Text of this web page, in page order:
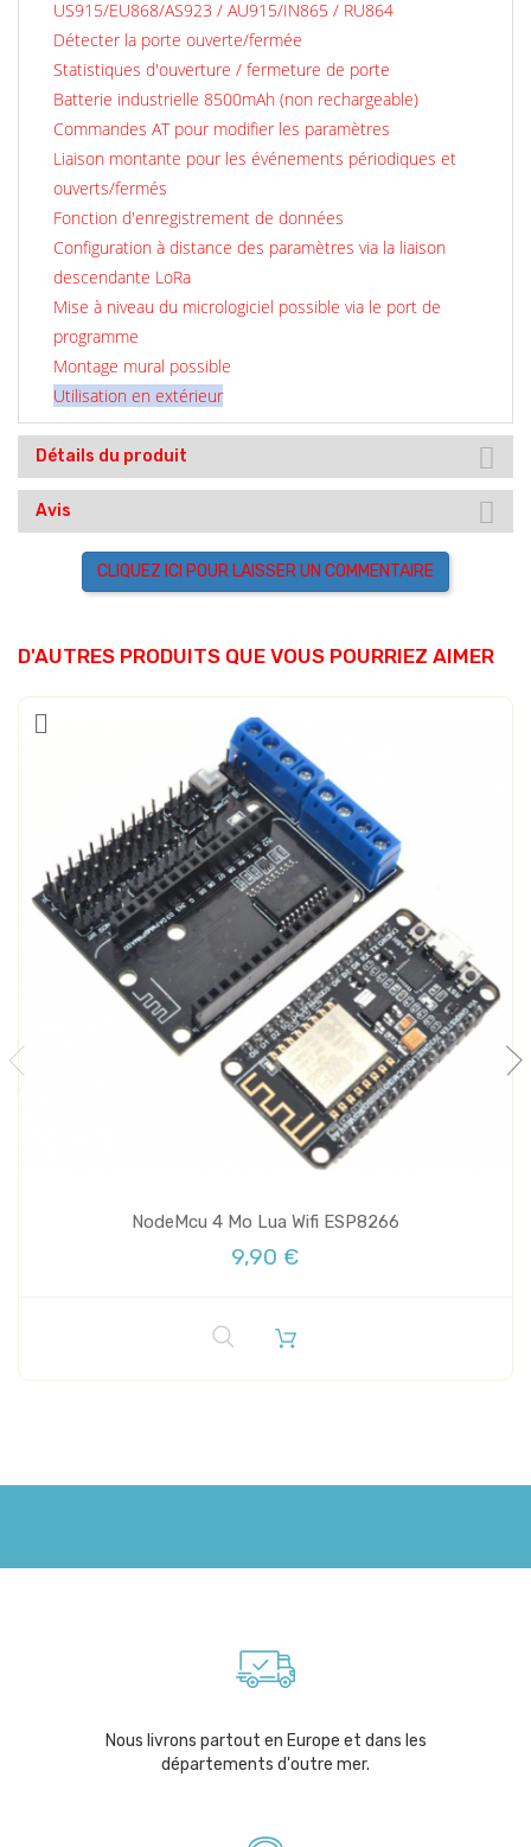
US915/EU868/AS923 / AU915/IN865 / RU864
Détecter la porte ouverte/fermée
Statistiques d'ouverture / fermeture de porte
Batterie industrielle 8500mAh (non rechargeable)
Commandes AT pour modifier les paramètres
Liaison montante pour les événements périodiques et
ouverts/fermés
Fonction d'enregistrement de données
Configuration à distance des paramètres via la liaison
descendante LoRa
Mise à niveau du micrologiciel possible via le port de
programme
Montage mural possible
Utilisation en extérieur
Détails du produit
Avis
CLIQUEZ ICI POUR LAISSER UN COMMENTAIRE
D'AUTRES PRODUITS QUE VOUS POURRIEZ AIMER
NodeMcu 4 Mo Lua Wifi ESP8266
9,90 €
Nous livrons partout en Europe et dans les
départements d'outre mer.